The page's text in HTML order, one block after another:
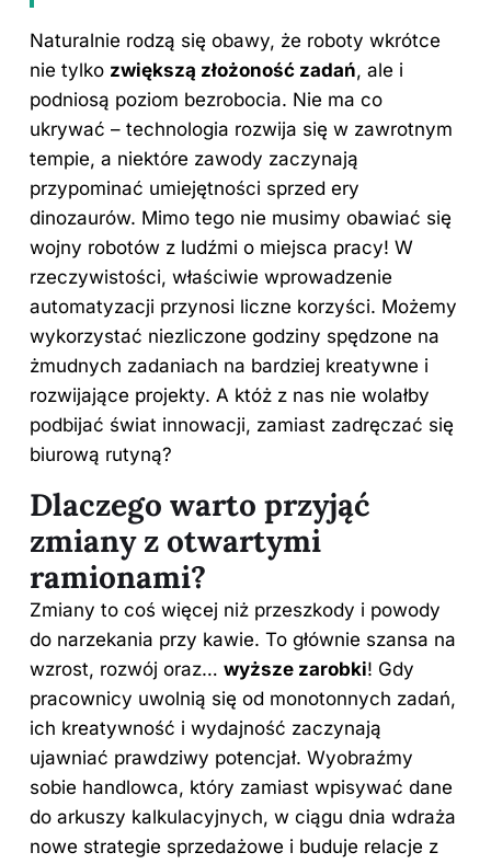
Naturalnie rodzą się obawy, że roboty wkrótce
nie tylko zwiększą złożoność zadań, ale i
podniosą poziom bezrobocia. Nie ma co
ukrywać – technologia rozwija się w zawrotnym
tempie, a niektóre zawody zaczynają
przypominać umiejętności sprzed ery
dinozaurów. Mimo tego nie musimy obawiać się
wojny robotów z ludźmi o miejsca pracy! W
rzeczywistości, właściwie wprowadzenie
automatyzacji przynosi liczne korzyści. Możemy
wykorzystać niezliczone godziny spędzone na
żmudnych zadaniach na bardziej kreatywne i
rozwijające projekty. A któż z nas nie wolałby
podbijać świat innowacji, zamiast zadręczać się
biurową rutyną?
Dlaczego warto przyjąć
zmiany z otwartymi
ramionami?
Zmiany to coś więcej niż przeszkody i powody
do narzekania przy kawie. To głównie szansa na
wzrost, rozwój oraz… wyższe zarobki! Gdy
pracownicy uwolnią się od monotonnych zadań,
ich kreatywność i wydajność zaczynają
ujawniać prawdziwy potencjał. Wyobraźmy
sobie handlowca, który zamiast wpisywać dane
do arkuszy kalkulacyjnych, w ciągu dnia wdraża
nowe strategie sprzedażowe i buduje relacje z